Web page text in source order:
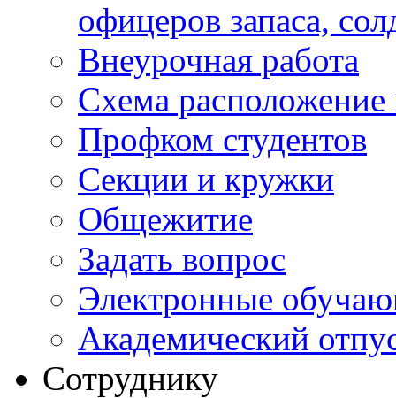
офицеров запаса,
Внеурочная работа
Схема расположение
Профком студентов
Секции и кружки
Общежитие
Задать вопрос
Электронные
Академический
Сотруднику